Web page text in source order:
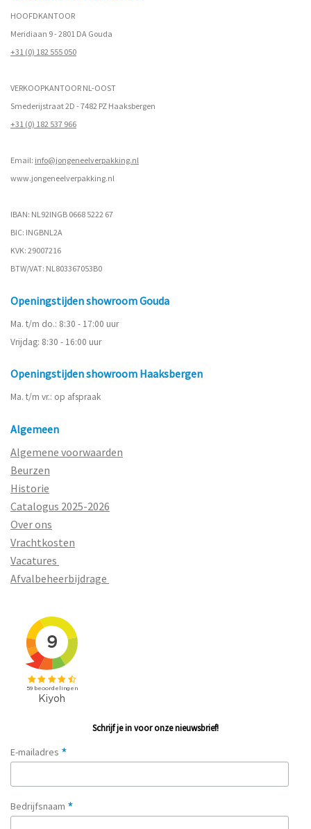
HOOFDKANTOOR
Meridiaan 9 - 2801 DA Gouda
+31 (0) 182 555 050
VERKOOPKANTOOR NL-OOST
Smederijstraat 2D - 7482 PZ Haaksbergen
+31 (0) 182 537 966
Email: info@jongeneelverpakking.nl
www.jongeneelverpakking.nl
IBAN: NL92INGB 0668 5222 67
BIC: INGBNL2A
KVK: 29007216
BTW/VAT: NL803367053B0
Openingstijden showroom Gouda
Ma. t/m do.: 8:30 - 17:00 uur
Vrijdag: 8:30 - 16:00 uur
Openingstijden showroom Haaksbergen
Ma. t/m vr.: op afspraak
Algemeen
Algemene voorwaarden
Beurzen
Historie
Catalogus 2025-2026
Over ons
Vrachtkosten
Vacatures
Afvalbeheerbijdrage
Schrijf je in voor onze nieuwsbrief!
E-mailadres *
Bedrijfsnaam *